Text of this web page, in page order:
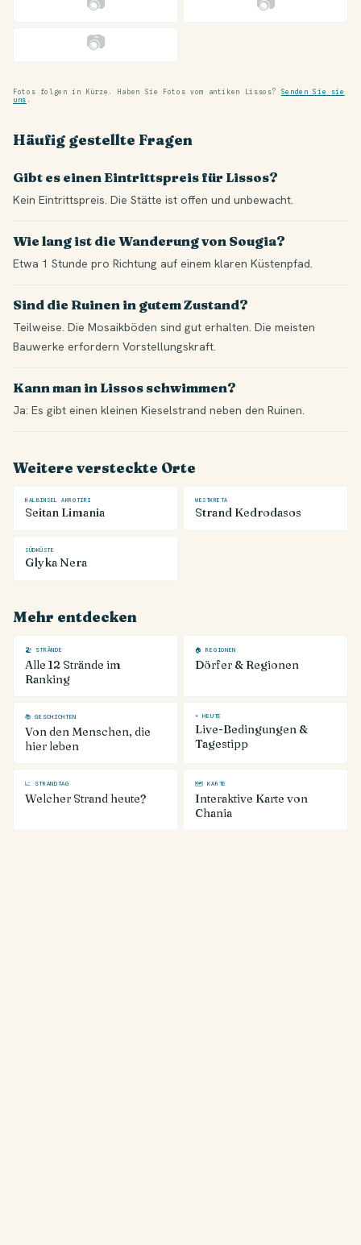
📷
Fotos folgen in Kürze. Haben Sie Fotos vom antiken Lissos? Senden Sie sie
uns .
Häufig gestellte Fragen
Gibt es einen Eintrittspreis für Lissos?
Kein Eintrittspreis. Die Stätte ist offen und unbewacht.
Wie lang ist die Wanderung von Sougia?
Etwa 1 Stunde pro Richtung auf einem klaren Küstenpfad.
Sind die Ruinen in gutem Zustand?
Teilweise. Die Mosaikböden sind gut erhalten. Die meisten
Bauwerke erfordern Vorstellungskraft.
Kann man in Lissos schwimmen?
Ja: Es gibt einen kleinen Kieselstrand neben den Ruinen.
Weitere versteckte Orte
HALBINSEL AKROTIRI
Seitan Limania
WESTKRETA
Strand Kedrodasos
SÜDKÜSTE
Glyka Nera
Mehr entdecken
🏖 STRÄNDE
Alle 12 Strände im
Ranking
🏠 REGIONEN
Dörfer & Regionen
📚 GESCHICHTEN
Von den Menschen, die
hier leben
☀ HEUTE
Live-Bedingungen &
Tagestipp
📈 STRANDTAG
Welcher Strand heute?
🗺 KARTE
Interaktive Karte von
Chania